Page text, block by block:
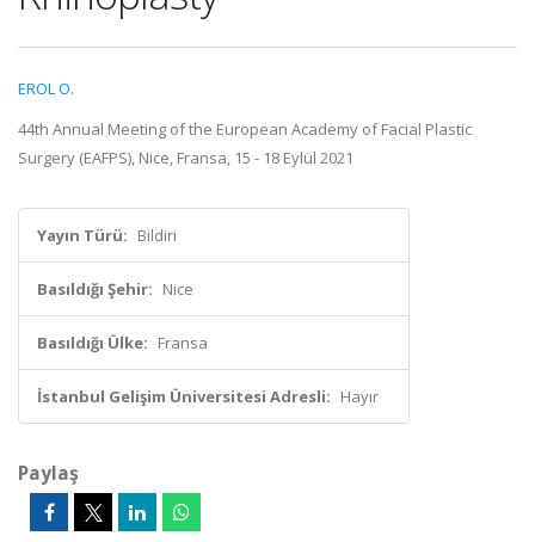
EROL O.
44th Annual Meeting of the European Academy of Facial Plastic
Surgery (EAFPS), Nice, Fransa, 15 - 18 Eylül 2021
Yayın Türü: Bildiri
Basıldığı Şehir: Nice
Basıldığı Ülke: Fransa
İstanbul Gelişim Üniversitesi Adresli: Hayır
Paylaş